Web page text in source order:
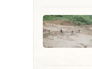
Xã Đông
Cuông
Xã Mậu A